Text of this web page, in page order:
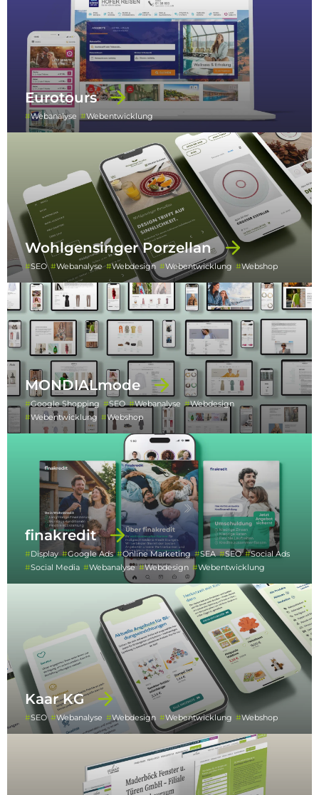
Eurotours
Webanalyse Webentwicklung
Wohlgensinger Porzellan
SEO Webanalyse Webdesign Webentwicklung Webshop
MONDIALmode
Google Shopping SEO Webanalyse
Webdesign
Webentwicklung
Webshop
finakredit
Display Google Ads Online Marketing SEA SEO
Social Ads
Social Media
Webanalyse Webdesign Webentwicklung
Kaar KG
SEO Webanalyse Webdesign Webentwicklung Webshop